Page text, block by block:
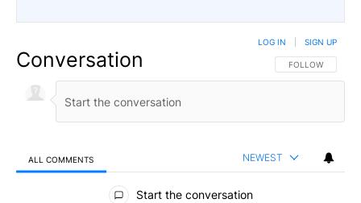
Conversation FOLLOW THIS
FOLLOW
LOG IN SIGN UP
ALL COMMENTS NEWEST
All Comments
Start the conversation